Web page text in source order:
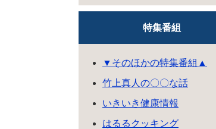
特集番組
▼そのほかの特集番組▲
竹上真人の〇〇な話
いきいき健康情報
はるるクッキング